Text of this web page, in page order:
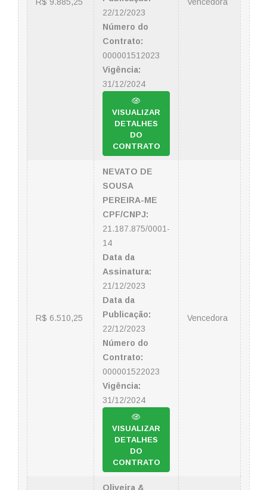
22/12/2023
Número do
Contrato:
000001512023
Vigência:
31/12/2024
VISUALIZAR
DETALHES
DO
CONTRATO
R$ 6.510,25
NEVATO DE
SOUSA
PEREIRA-ME
CPF/CNPJ:
21.187.875/0001-
14
Data da
Assinatura:
21/12/2023
Data da
Publicação:
22/12/2023
Número do
Contrato:
000001522023
Vigência:
31/12/2024
VISUALIZAR
DETALHES
DO
CONTRATO
Vencedora
Oliveira &